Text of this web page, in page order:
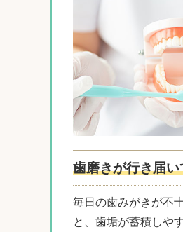
歯磨きが行き届
毎日の歯みがきが不
と、歯垢が蓄積しや